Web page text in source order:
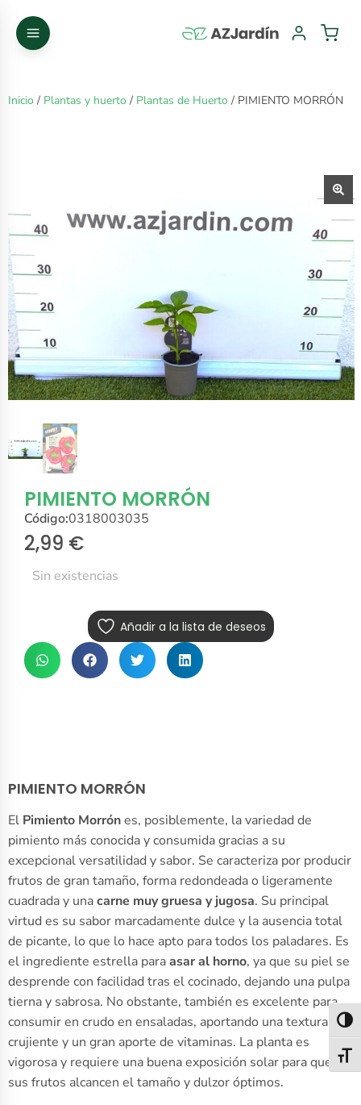
Inicio / Plantas y huerto / Plantas de Huerto / PIMIENTO MORRÓN
PIMIENTO MORRÓN
Código:0318003035
2,99 €
Sin existencias
Añadir a la lista de deseos
PIMIENTO MORRÓN
El Pimiento Morrónes, posiblemente, la variedad de
pimiento más conocida y consumida gracias a su
excepcional versatilidad y sabor. Se caracteriza por producir
frutos de gran tamaño, forma redondeada o ligeramente
cuadrada y unacarne muy gruesa y jugosa. Su principal
virtud es su sabor marcadamente dulce y la ausencia total
de picante, lo que lo hace apto para todos los paladares. Es
el ingrediente estrella paraasar al horno, ya que su piel se
desprende con facilidad tras el cocinado, dejando una pulpa
tierna y sabrosa. No obstante, también es excelente para
consumir en crudo en ensaladas, aportando una textura
crujiente y un gran aporte de vitaminas. La planta es
vigorosa y requiere una buena exposición solar para que
sus frutos alcancen el tamaño y dulzor óptimos.